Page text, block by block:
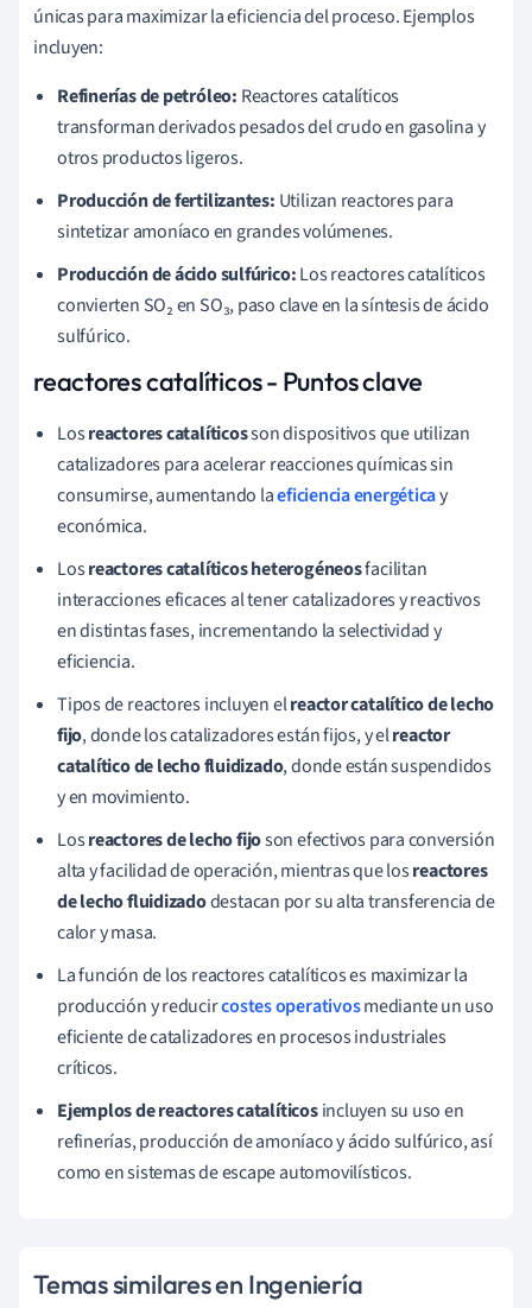
únicas para maximizar la eficiencia del proceso. Ejemplos
incluyen:
Refinerías de petróleo: Reactores catalíticos
transforman derivados pesados del crudo en gasolina y
otros productos ligeros.
Producción de fertilizantes: Utilizan reactores para
sintetizar amoníaco en grandes volúmenes.
Producción de ácido sulfúrico:Los reactores catalíticos
convierten SO₂ en SO₃, paso clave en la síntesis de ácido
sulfúrico.
reactores catalíticos - Puntos clave
Losreactores catalíticosson dispositivos que utilizan
catalizadores para acelerar reacciones químicas sin
consumirse, aumentando laeficiencia energéticay
económica.
Losreactores catalíticos heterogéneosfacilitan
interacciones eficaces al tener catalizadores y reactivos
en distintas fases, incrementando la selectividad y
eficiencia.
Tipos de reactores incluyen elreactor catalítico de lecho
fijo, donde los catalizadores están fijos, y elreactor
catalítico de lecho fluidizado, donde están suspendidos
y en movimiento.
Losreactores de lecho fijoson efectivos para conversión
alta y facilidad de operación, mientras que losreactores
de lecho fluidizadodestacan por su alta transferencia de
calor y masa.
La función de los reactores catalíticos es maximizar la
producción y reducircostes operativosmediante un uso
eficiente de catalizadores en procesos industriales
críticos.
Ejemplos de reactores catalíticosincluyen su uso en
refinerías, producción de amoníaco y ácido sulfúrico, así
como en sistemas de escape automovilísticos.
Temas similares en Ingeniería